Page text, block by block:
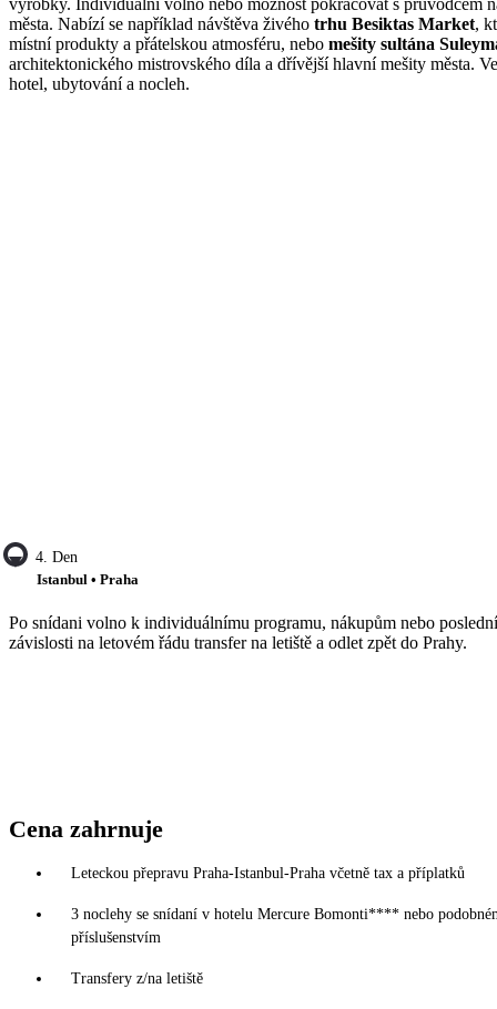
výrobky. Individuální volno nebo možnost pokračovat s průvodcem
města. Nabízí se například návštěva živého trhu Besiktas Market,
místní produkty a přátelskou atmosféru, nebo mešity sultána
architektonického mistrovského díla a dřívější hlavní mešity města.
hotel, ubytování a nocleh.
4. Den
Istanbul • Praha
Po snídani volno k individuálnímu programu, nákupům nebo
závislosti na letovém řádu transfer na letiště a odlet zpět do Prahy.
Cena zahrnuje
Leteckou přepravu Praha-Istanbul-Praha včetně tax a příplatků
3 noclehy se snídaní v hotelu Mercure Bomonti**** nebo
příslušenstvím
Transfery z/na letiště